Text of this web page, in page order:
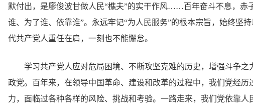
默付出，是廖俊波甘做人民“樵夫”的实干作风……百年奋斗不息，赤
谁、为了谁、依靠谁”。永远牢记“为人民服务”的根本宗旨，始终坚
代共产党人重任在肩，一刻也不能懈怠。
学习共产党人应对危局困境、不断攻坚克难的历史，增强斗争
政党。百年来，在领导中国革命、建设和改革的过程中，我们党经
力，面临过各种各样的风险、挑战和考验。一路走来，我们党依靠